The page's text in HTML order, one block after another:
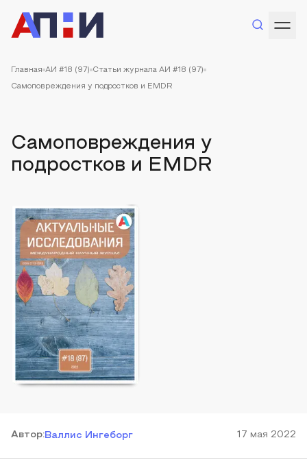
Главная АИ #18 (97) Статьи журнала АИ #18 (97)
Самоповреждения у подростков и EMDR
Самоповреждения у
подростков и EMDR
Автор:Валлис Ингеборг 17 мая 2022